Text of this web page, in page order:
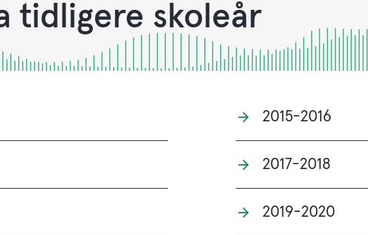
tidligere skoleår
2015-2016
2017-2018
2019-2020